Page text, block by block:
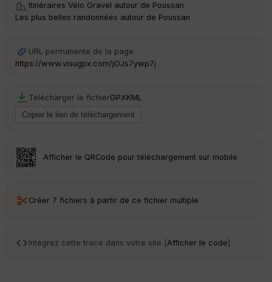
Itinéraires Vélo Gravel autour de Poussan·
Les plus belles randonnées autour de Poussan
URL permanente de la page
https://www.visugpx.com/jOJs7ywp7j
Télécharger le fichierGPXKML
Afficher le QRCode pour téléchargement sur mobile
Créer 7 fichiers à partir de ce fichier multiple
Intégrez cette trace dans votre site [Afficher le code]